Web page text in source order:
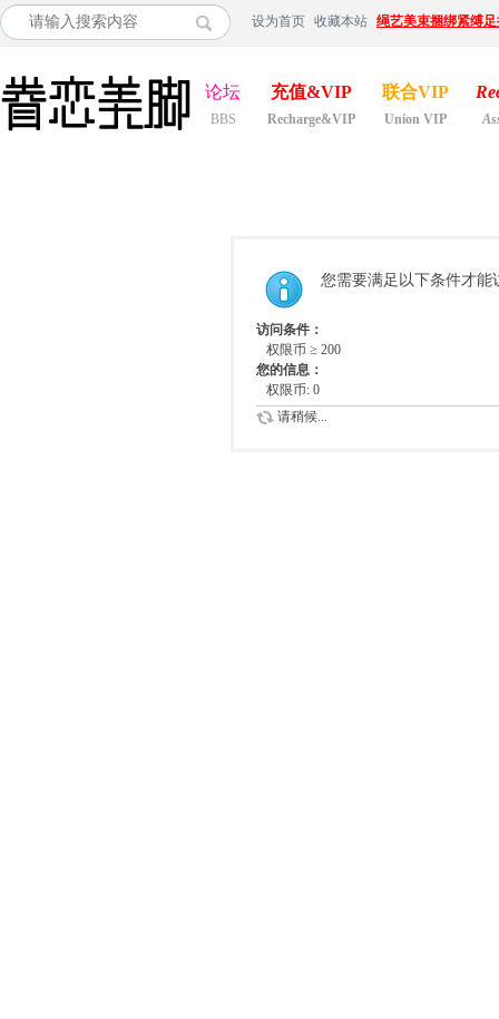
设为首页 收藏本站 绳艺美束捆绑紧缚
论坛
BBS
充值&VIP
Recharge&VIP
联合VIP
Union VIP
您需要满足以下条件才能
访问条件：
权限币 ≥ 200
您的信息：
权限币: 0
请稍候...